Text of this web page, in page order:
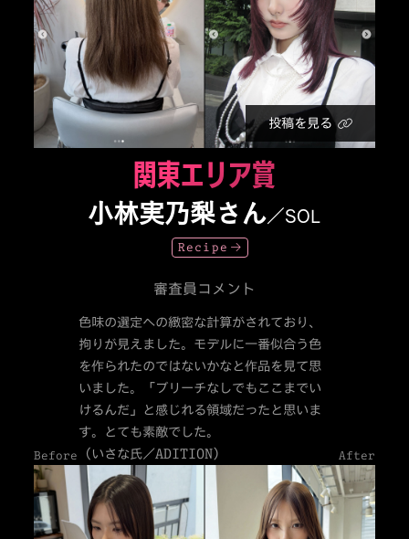
投稿を見る
関東エリア賞
小林実乃梨さん／SOL
Recipe
審査員コメント
色味の選定への緻密な計算がされており、
拘りが見えました。モデルに一番似合う色
を作られたのではないかなと作品を見て思
いました。「ブリーチなしでもここまでい
けるんだ」と感じれる領域だったと思いま
す。とても素敵でした。
（いさな氏／ADITION）
Before After